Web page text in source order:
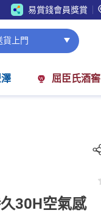
易賞錢會員獎賞
貨上門
屈臣氏酒窖
30H空氣感